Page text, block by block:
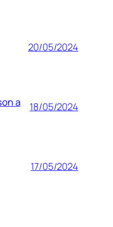
20/05/2024
a 18/05/2024
17/05/2024